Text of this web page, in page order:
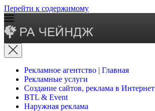
Перейти к содержимому
Рекламное агентство | Главная
Рекламные услуги
Создание сайтов, реклама в Интернет
BTL & Event
Наружная реклама